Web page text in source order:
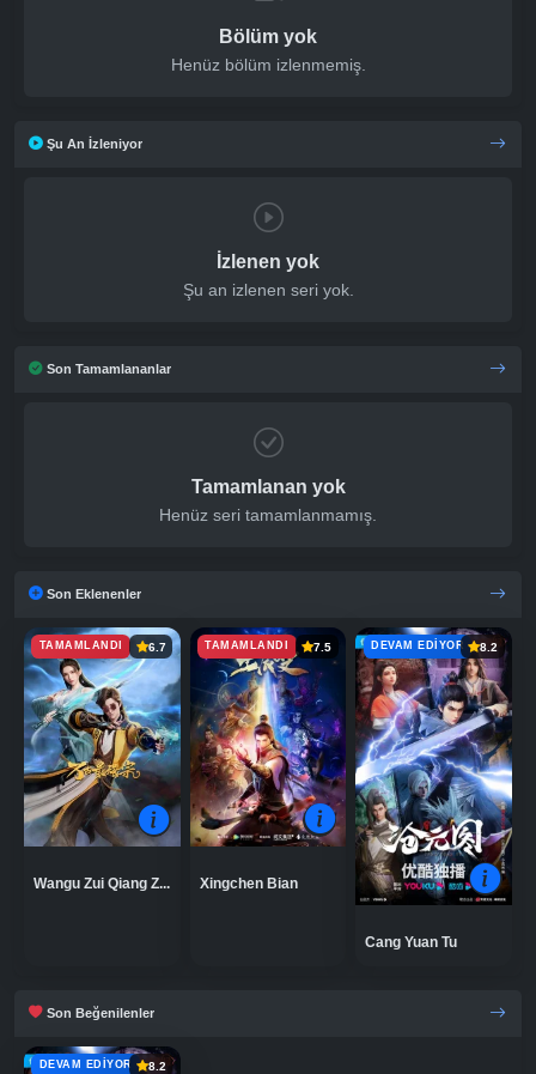
Bölüm yok
Henüz bölüm izlenmemiş.
Şu An İzleniyor
İzlenen yok
Şu an izlenen seri yok.
Son Tamamlananlar
Tamamlanan yok
Henüz seri tamamlanmamış.
Son Eklenenler
TAMAMLANDI 6.7
Wangu Zui Qiang Z...
TAMAMLANDI 7.5
Xingchen Bian
DEVAM EDIYOR 8.2
Cang Yuan Tu
Son Beğenilenler
DEVAM EDIYOR 8.2